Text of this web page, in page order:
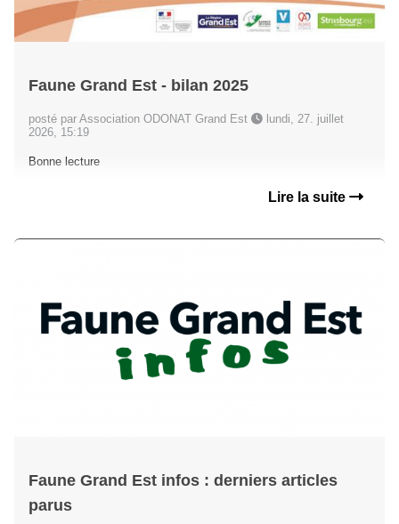
Faune Grand Est - bilan 2025
posté par Association ODONAT Grand Est
lundi, 27. juillet
2026, 15:19
Bonne lecture
Lire la suite
Faune Grand Est infos : derniers articles
parus